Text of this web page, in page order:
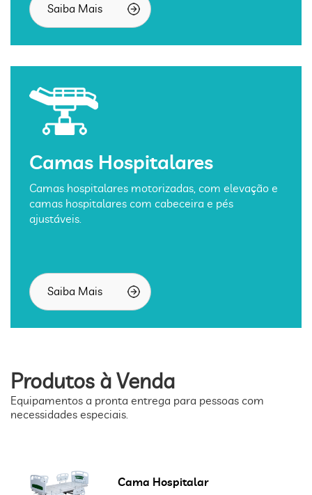
Saiba Mais
Camas Hospitalares
Camas hospitalares motorizadas, com elevação e
camas hospitalares com cabeceira e pés
ajustáveis.
Saiba Mais
Produtos à Venda
Equipamentos a pronta entrega para pessoas com
necessidades especiais.
Cama Hospitalar